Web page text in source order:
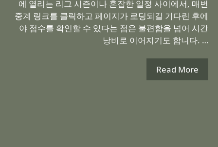
에 열리는 리그 시즌이나 혼잡한 일정 사이에서, 매번
중계 링크를 클릭하고 페이지가 로딩되길 기다린 후에
야 점수를 확인할 수 있다는 점은 불편함을 넘어 시간
낭비로 이어지기도 합니다. …
Read More